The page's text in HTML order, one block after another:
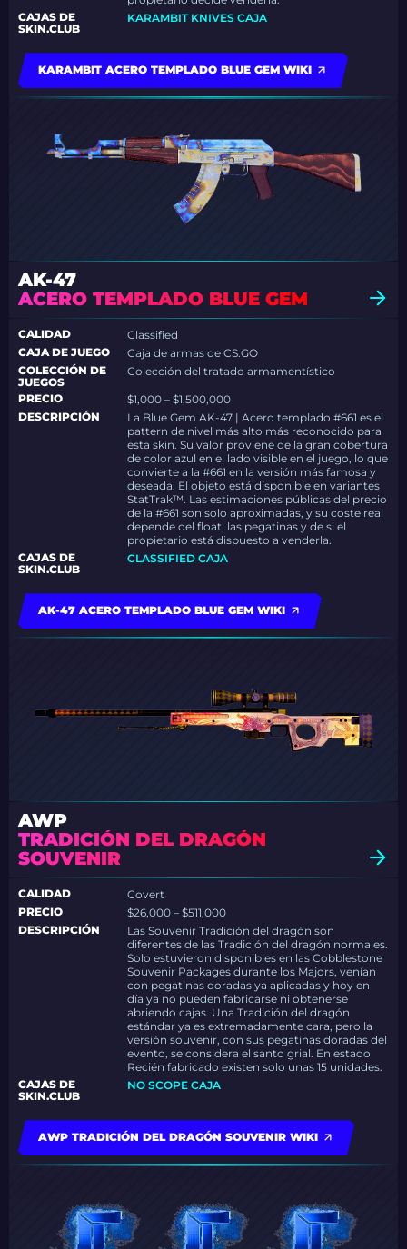
CAJAS DE
SKIN.CLUB
KARAMBIT KNIVES CAJA
KARAMBIT ACERO TEMPLADO BLUE GEM WIKI
AK-47
ACERO TEMPLADO BLUE GEM
CALIDAD
Classified
CAJA DE JUEGO
Caja de armas de CS:GO
COLECCIÓN DE
JUEGOS
Colección del tratado armamentístico
PRECIO
$1,000 – $1,500,000
DESCRIPCIÓN
La Blue Gem AK-47 | Acero templado #661 es el
pattern de nivel más alto más reconocido para
esta skin. Su valor proviene de la gran cobertura
de color azul en el lado visible en el juego, lo que
convierte a la #661 en la versión más famosa y
deseada. El objeto está disponible en variantes
StatTrak™. Las estimaciones públicas del precio
de la #661 son solo aproximadas, y su coste real
depende del float, las pegatinas y de si el
propietario está dispuesto a venderla.
CAJAS DE
SKIN.CLUB
CLASSIFIED CAJA
AK-47 ACERO TEMPLADO BLUE GEM WIKI
AWP
TRADICIÓN DEL DRAGÓN
SOUVENIR
CALIDAD
Covert
PRECIO
$26,000 – $511,000
DESCRIPCIÓN
Las Souvenir Tradición del dragón son
diferentes de las Tradición del dragón normales.
Solo estuvieron disponibles en las Cobblestone
Souvenir Packages durante los Majors, venían
con pegatinas doradas ya aplicadas y hoy en
día ya no pueden fabricarse ni obtenerse
abriendo cajas. Una Tradición del dragón
estándar ya es extremadamente cara, pero la
versión souvenir, con sus pegatinas doradas del
evento, se considera el santo grial. En estado
Recién fabricado existen solo unas 15 unidades.
CAJAS DE
SKIN.CLUB
NO SCOPE CAJA
AWP TRADICIÓN DEL DRAGÓN SOUVENIR WIKI